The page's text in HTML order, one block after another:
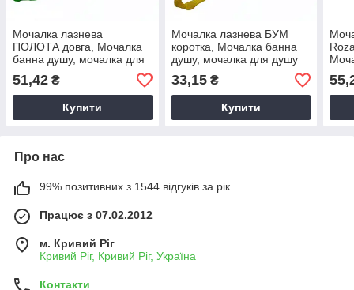
Мочалка лазнева
ПОЛОТА довга, Мочалка
банна душу, мочалка для
душу 42*11см
51,42 ₴
Купити
Мочалка лазнева БУМ
коротка, Мочалка банна
душу, мочалка для душу
33,15₴
Купити
Про нас
99% позитивних з 1544 відгуків за рік
Працює з 07.02.2012
м. Кривий Ріг
Кривий Ріг, Кривий Ріг, Україна
Контакти